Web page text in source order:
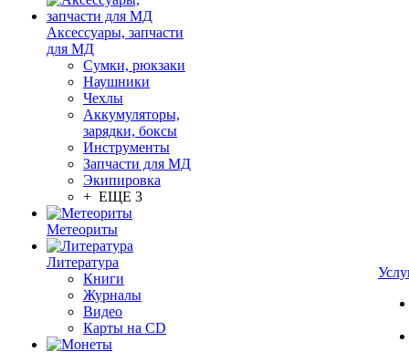
Аксессуары, запчасти
для МД
Сумки, рюкзаки
Наушники
Чехлы
Аккумуляторы,
зарядки, боксы
Инструменты
Запчасти для МД
Экипировка
+ ЕЩЕ 3
Метеориты
Литература
Книги
Журналы
Видео
Карты на CD